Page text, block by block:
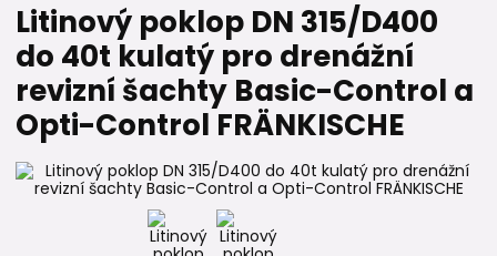
Litinový poklop DN 315/D400
do 40t kulatý pro drenážní
revizní šachty Basic-Control a
Opti-Control FRÄNKISCHE